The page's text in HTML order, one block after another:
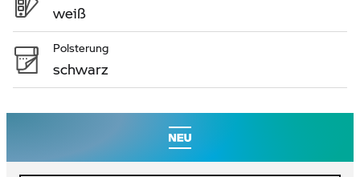
weiß
Polsterung
schwarz